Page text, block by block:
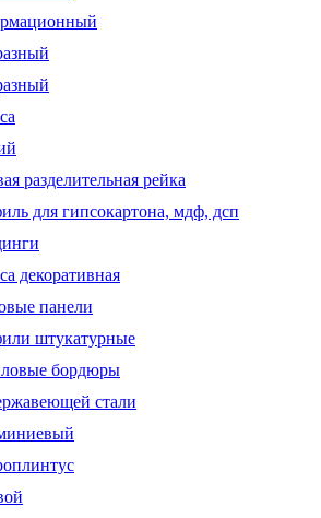
разделительная рейка
для гипсокартона, мдф, дсп
декоративная
панели
штукатурные
бордюры
стали